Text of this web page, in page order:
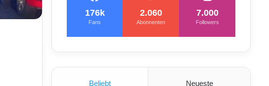
176k
Fans
2.060
Abonnenten
7.000
Followers
Beliebt Neueste